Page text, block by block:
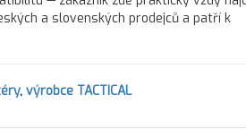
a slovenských prodejců a patří k
, výrobce TACTICAL